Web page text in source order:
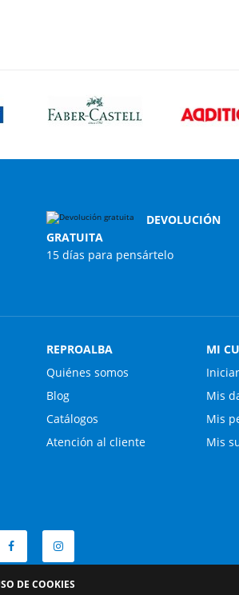
DEVOLUCIÓN
GRATUITA
15 días para pensártelo
REPROALBA
Quiénes somos
Blog
Catálogos
Atención al cliente
MI
Mis
Mis
Mis
DE COOKIES